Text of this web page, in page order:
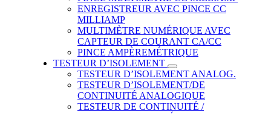
ENREGISTREUR AVEC PINCE CC
MILLIAMP
MULTIMÈTRE NUMÉRIQUE AVEC
CAPTEUR DE COURANT CA/CC
PINCE AMPÈREMÉTRIQUE
TESTEUR D’ISOLEMENT
TESTEUR D’ISOLEMENT ANALOG.
TESTEUR D’ISOLEMENT/DE
CONTINUITÉ ANALOGIQUE
TESTEUR DE CONTINUITÉ /